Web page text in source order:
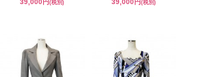
(税別) (税別)